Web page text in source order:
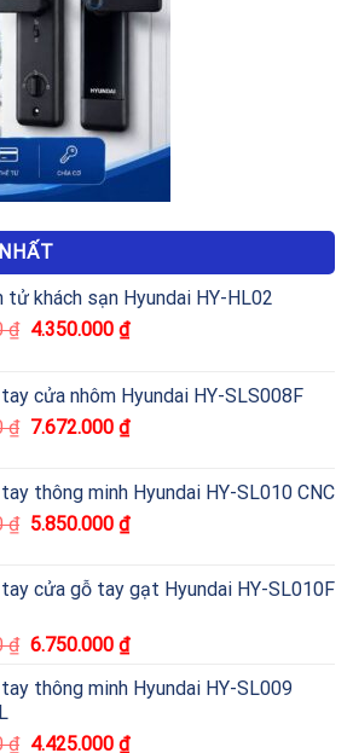
tử khách sạn Hyundai HY-HL02
₫ 4.350.000 ₫
cửa nhôm Hyundai HY-SLS008F
₫ 7.672.000 ₫
thông minh Hyundai HY-SL010 CNC
₫ 5.850.000 ₫
tay cửa gỗ tay gạt Hyundai HY-SL010F
₫ 6.750.000 ₫
thông minh Hyundai HY-SL009
₫ 4.425.000 ₫